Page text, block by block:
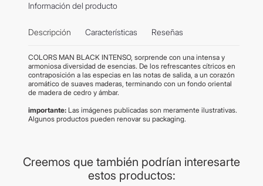
Información del producto
Descripción Características Reseñas
COLORS MAN BLACK INTENSO, sorprende con una intensa y
armoniosa diversidad de esencias. De los refrescantes cítricos en
contraposición a las especias en las notas de salida, a un corazón
aromático de suaves maderas, terminando con un fondo oriental
de madera de cedro y ámbar.
importante:Las imágenes publicadas son meramente ilustrativas.
Algunos productos pueden renovar su packaging.
Creemos que también podrían interesarte
estos productos: